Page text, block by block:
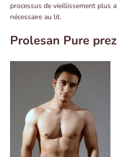
processus de vieillissement plus
nécessaire au lit.
Prolesan Pure